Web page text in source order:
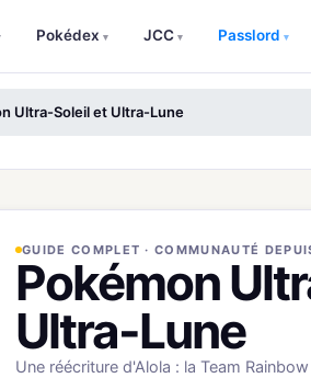
Pokédex ▾ JCC ▾ Passlord ▾
Ultra-Soleil et Ultra-Lune
GUIDE COMPLET · COMMUNAUTÉ
Pokémon
Ultra-Lune
Une réécriture d'Alola : la Team